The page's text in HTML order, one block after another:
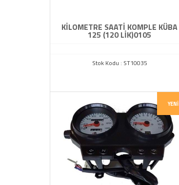
KİLOMETRE SAATİ KOMPLE KÜBA
125 (120 LİK)0105
Stok Kodu : ST10035
YENI